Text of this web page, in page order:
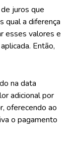
juros que
qual a diferença
esses valores e
Então,
na data
adicional por
oferecendo ao
o pagamento